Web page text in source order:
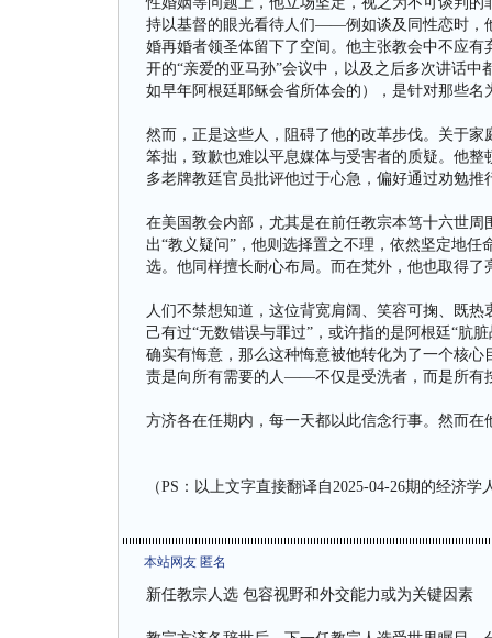
持以基督的眼光看待人们——例如谈及同性恋时，
婚再婚者领圣体留下了空间。他主张教会中不应
开的“亲爱的亚马孙”会议中，以及之后多次讲话
如早年阿根廷耶稣会省所体会的），是针对那些名
然而，正是这些人，阻碍了他的改革步伐。关于
笨拙，致歉也难以平息媒体与受害者的质疑。他
多老牌教廷官员批评他过于心急，偏好通过劝勉
在美国教会内部，尤其是在前任教宗本笃十六世
出“教义疑问”，他则选择置之不理，依然坚定地
选。他同样擅长耐心布局。而在梵外，他也取得
人们不禁想知道，这位背宽肩阔、笑容可掬、既
己有过“无数错误与罪过”，或许指的是阿根廷“肮
确实有悔意，那么这种悔意被他转化为了一个核
责是向所有需要的人——不仅是受洗者，而是所
方济各在任期内，每一天都以此信念行事。然而
（PS：以上文字直接翻译自2025-04-26期的经济学
本站网友 匿名
新任教宗人选 包容视野和外交能力或为关键因素